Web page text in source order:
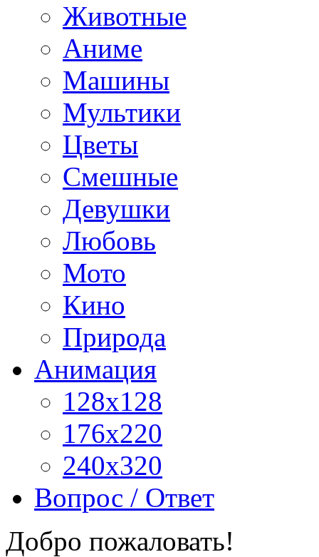
Животные
Аниме
Машины
Мультики
Цветы
Смешные
Девушки
Любовь
Мото
Кино
Природа
Анимация
128x128
176x220
240x320
Вопрос / Ответ
Добро пожаловать!